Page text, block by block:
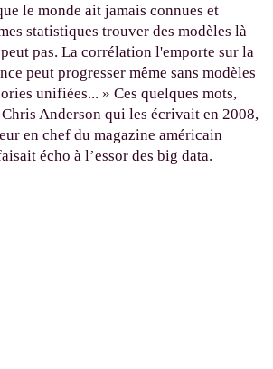
le monde ait jamais connues et
statistiques trouver des modèles là
pas. La corrélation l'emporte sur la
peut progresser même sans modèles
unifiées... » Ces quelques mots,
Anderson qui les écrivait en 2008,
en chef du magazine américain
écho à l’essor des big data.